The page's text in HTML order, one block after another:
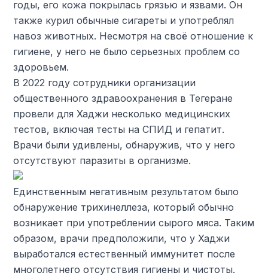
годы, его кожа покрылась грязью и язвами. Он
также курил обычные сигареты и употреблял
навоз животных. Несмотря на своё отношение к
гигиене, у него не было серьезных проблем со
здоровьем.
В 2022 году сотрудники организации
общественного здравоохранения в Тегеране
провели для Хаджи несколько медицинских
тестов, включая тесты на СПИД и гепатит.
Врачи были удивлены, обнаружив, что у него
отсутствуют паразиты в организме.
Единственным негативным результатом было
обнаружение трихинеллеза, который обычно
возникает при употреблении сырого мяса. Таким
образом, врачи предположили, что у Хаджи
выработался естественный иммунитет после
многолетнего отсутствия гигиены и чистоты.